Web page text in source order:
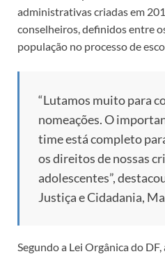
administrativas criadas em
conselheiros, definidos entre
população no processo de
“Lutamos muito para
nomeações. O
time está completo
os direitos de nossas
adolescentes”,
Justiça e Cidadania,
Segundo a Lei Orgânica do